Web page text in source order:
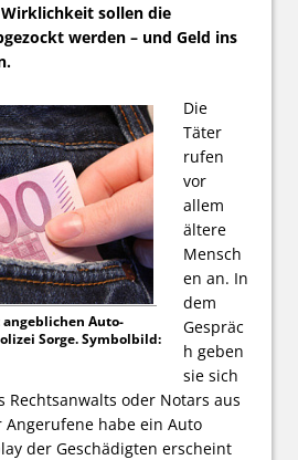
sollen die
werden – und Geld ins
Auto-
Sorge. Symbolbild:
Die
Täter
rufen
vor
allem
ältere
Mensch
en an. In
dem
Gespräc
h geben
sie sich
oder Notars aus
habe ein Auto
der Geschädigten erscheint